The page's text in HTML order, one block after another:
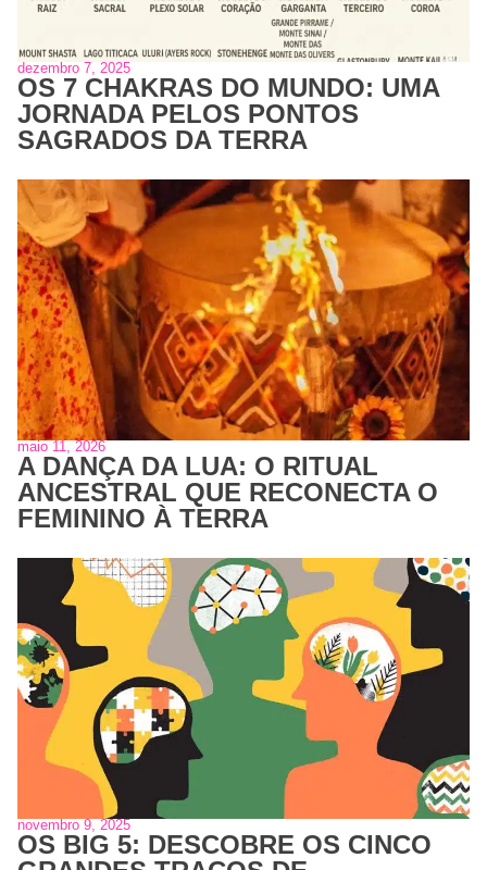
dezembro 7, 2025
OS 7 CHAKRAS DO MUNDO: UMA
JORNADA PELOS PONTOS
SAGRADOS DA TERRA
maio 11, 2026
A DANÇA DA LUA: O RITUAL
ANCESTRAL QUE RECONECTA O
FEMININO À TERRA
novembro 9, 2025
OS BIG 5: DESCOBRE OS CINCO